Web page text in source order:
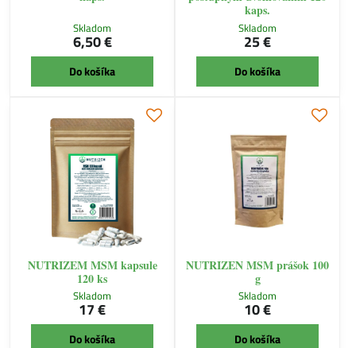
Skladom
6,50 €
Do košíka
kaps.
Skladom
25 €
Do košíka
NUTRIZEM MSM kapsule
120 ks
Skladom
17 €
Do košíka
NUTRIZEN MSM prášok 100
g
Skladom
10 €
Do košíka